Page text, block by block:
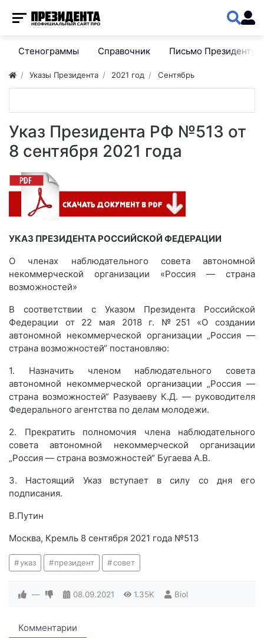
Стенограммы Справочник Письмо Президенту
Указы Президента 2021 год Сентябрь
Указ Президента РФ №513 от
8 сентября 2021 года
УКАЗ ПРЕЗИДЕНТА РОССИЙСКОЙ ФЕДЕРАЦИИ
О членах наблюдательного совета автономной
некоммерческой организации «Россия — страна
возможностей»
В соответствии с Указом Президента Российской
Федерации от 22 мая 2018 г. №251 «О создании
автономной некоммерческой организации „Россия —
страна возможностей“ постановляю:
1. Назначить членом наблюдательного совета
автономной некоммерческой организации „Россия —
страна возможностей“ Разуваеву К.Д. — руководителя
Федерального агентства по делам молодежи.
2. Прекратить полномочия члена наблюдательного
совета автономной некоммерческой организации
„Россия — страна возможностей“ Бугаева А.В.
3. Настоящий Указ вступает в силу со дня его
подписания.
В.Путин
Москва, Кремль 8 сентября 2021 года №513
указ президент совет
— 08.09.2021 1.35K Biol
Комментарии